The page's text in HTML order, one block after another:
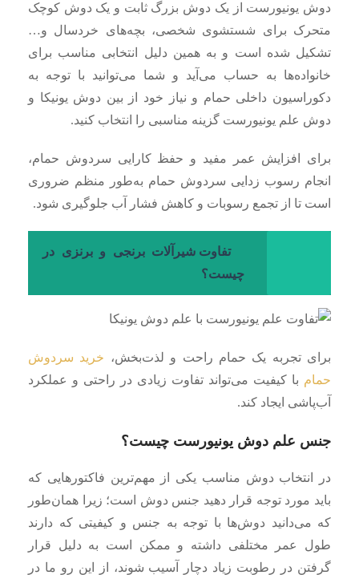
دوش یونیورست از یک دوش بزرگ ثابت و یک دوش کوچک
متحرک برای شستشوی شخصی، بچه‌های خردسال و…
تشکیل شده است و به همین دلیل انتخابی مناسب برای
خانواده‌ها به حساب می‌آید و شما می‌توانید با توجه به
دکوراسیون داخلی حمام و نیاز خود از بین دوش یونیکا و
دوش علم یونیورست گزینه مناسبی را انتخاب کنید.
برای افزایش عمر مفید و حفظ کارایی سردوش حمام،
انجام رسوب زدایی سردوش حمام به‌طور منظم ضروری
است تا از تجمع رسوبات و کاهش فشار آب جلوگیری شود.
تفاوت شیرآلات برنجی و برنزی در
چیست؟
برای تجربه یک حمام راحت و لذت‌بخش، خرید سردوش
حمام با کیفیت می‌تواند تفاوت زیادی در راحتی و عملکرد
آب‌پاشی ایجاد کند.
جنس علم دوش یونیورست چیست؟
در انتخاب دوش مناسب یکی از مهم‌ترین فاکتورهایی که
باید مورد توجه قرار دهید جنس دوش است؛ زیرا همان‌طور
که می‌دانید دوش‌ها با توجه به جنس و کیفیتی که دارند
طول عمر مختلفی داشته و ممکن است به دلیل قرار
گرفتن در رطوبت زیاد دچار آسیب شوند، از این ‌رو ما در